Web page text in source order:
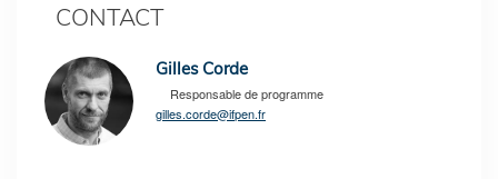
CONTACT
Gilles Corde
Responsable de programme
gilles.corde@ifpen.fr